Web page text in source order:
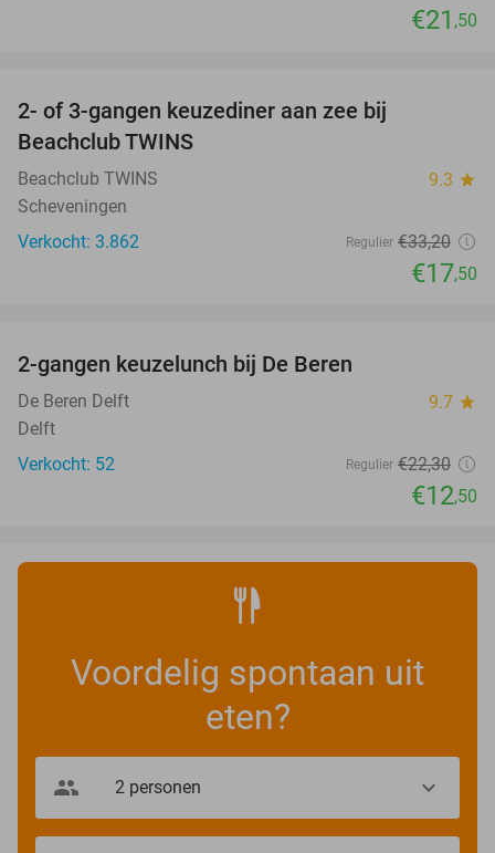
€21 ,50
2- of 3-gangen keuzediner aan zee bij
Beachclub TWINS
Beachclub TWINS 9.3 star
Scheveningen
Verkocht: 3.862
Regulier €33,20
€17,50
NEW
TODAY
2-gangen keuzelunch bij De Beren
De Beren Delft 9.7 star
Delft
Verkocht: 52
Regulier €22,30
€12,50
Voordelig spontaan uit
eten?